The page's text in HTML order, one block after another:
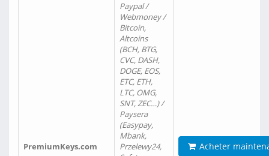
PremiumKeys.com
Paypal /
Webmoney /
Bitcoin,
Altcoins
(BCH, BTG,
CVC, DASH,
DOGE, EOS,
ETC, ETH,
LTC, OMG,
SNT, ZEC…) /
Paysera
(Easypay,
Mbank,
Przelewy24,
Acheter